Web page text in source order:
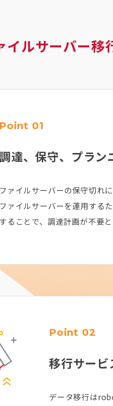
イルサーバー移
Point 01
調達、保守、プラ
ファイルサーバーの保守切れ
ファイルサーバーを運用する
することで、調達計画が不要
Point 02
移行サー
データ移行は